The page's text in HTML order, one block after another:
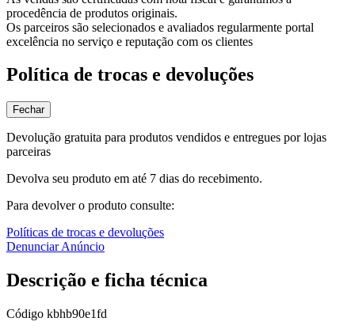
procedência de produtos originais.
Os parceiros são selecionados e avaliados regularmente portal
excelência no serviço e reputação com os clientes
Política de trocas e devoluções
Fechar
Devolução gratuita para produtos vendidos e entregues por lojas
parceiras
Devolva seu produto em até 7 dias do recebimento.
Para devolver o produto consulte:
Políticas de trocas e devoluções
Denunciar Anúncio
Descrição e ficha técnica
Código kbhb90e1fd